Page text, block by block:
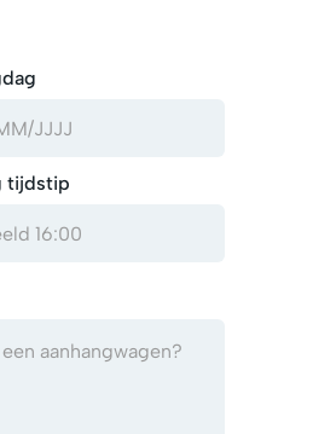
tijdstip